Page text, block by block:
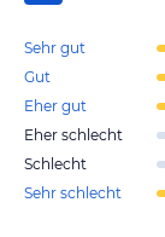
Sehr gut
Gut
Eher gut
Eher schlecht
Schlecht
Sehr schlecht